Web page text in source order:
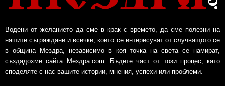
Водени от желанието да сме в крак с времето, да сме полезни на
нашите съграждани и всички, които се интересуват от случващото се
в община Мездра, независимо в коя точка на света се намират,
създадохме сайта Мездра.com. Бъдете част от този процес, като
споделяте с нас вашите истории, мнения, успехи или проблеми.